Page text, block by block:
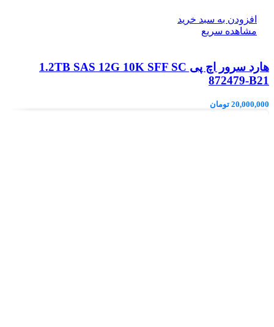
افزودن به سبد خرید
مشاهده سریع
هارد سرور اچ پی 1.2TB SAS 12G 10K SFF SC
872479-B21
20,000,000 تومان